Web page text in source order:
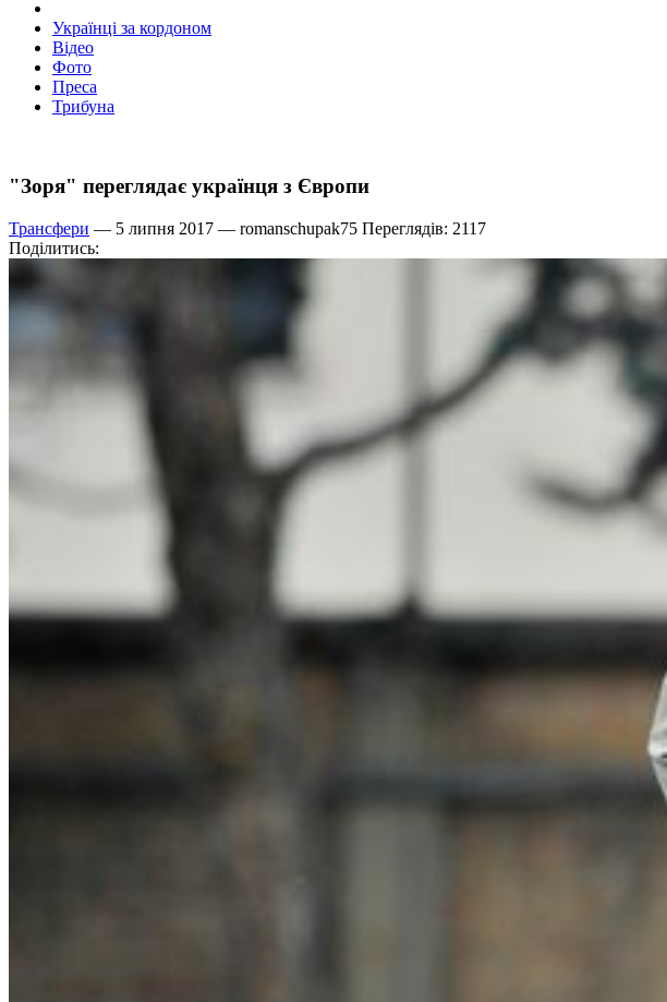
Українці за кордоном
Відео
Фото
Преса
Трибуна
"Зоря" переглядає українця з Європи
Трансфери — 5 липня 2017 — romanschupak75 Переглядів: 2117
Поділитись: